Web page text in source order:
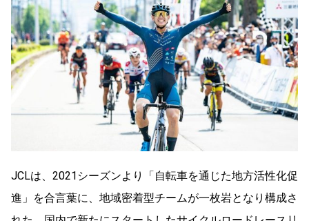
JCLは、2021シーズンより「自転車を通じた地方活性化促
進」を合言葉に、地域密着型チームが一枚岩となり構成さ